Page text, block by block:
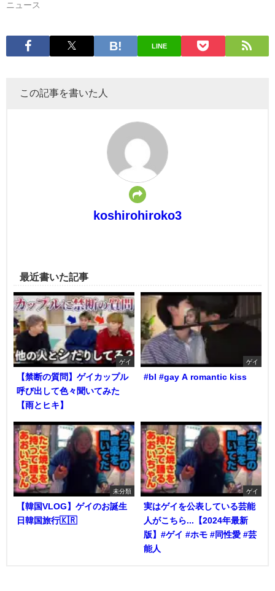
ニュース
LINE
この記事を書いた人
koshirohiroko3
最近書いた記事
ゲイ
【禁断の質問】ゲイカップル
呼び出して色々聞いてみた
【雨とヒキ】
ゲイ
#bl #gay A romantic kiss
未分類
【韓国VLOG】ゲイのお誕生
日韓国旅行🇰🇷
ゲイ
実はゲイを公表している芸能
人がこちら...【2024年最新
版】#ゲイ #ホモ #同性愛 #芸
能人